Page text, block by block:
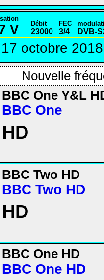
V Débit
23000
FEC
3/4 DVB-
17 octobre
Nouvelle
BBC One Y&L
BBC One
HD
BBC Two HD
BBC Two HD
HD
BBC One HD
BBC One HD